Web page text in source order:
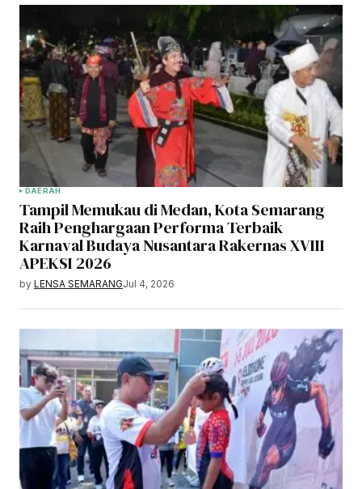
DAERAH
Tampil Memukau di Medan, Kota Semarang
Raih Penghargaan Performa Terbaik
Karnaval Budaya Nusantara Rakernas XVIII
APEKSI 2026
by LENSA SEMARANGJul 4, 2026